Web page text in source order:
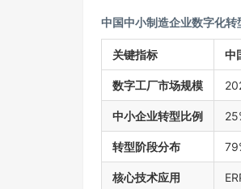
中国中小制造企业数字化转
关键指标 中
数字工厂市场规模
中小企业转型比例
转型阶段分布
核心技术应用